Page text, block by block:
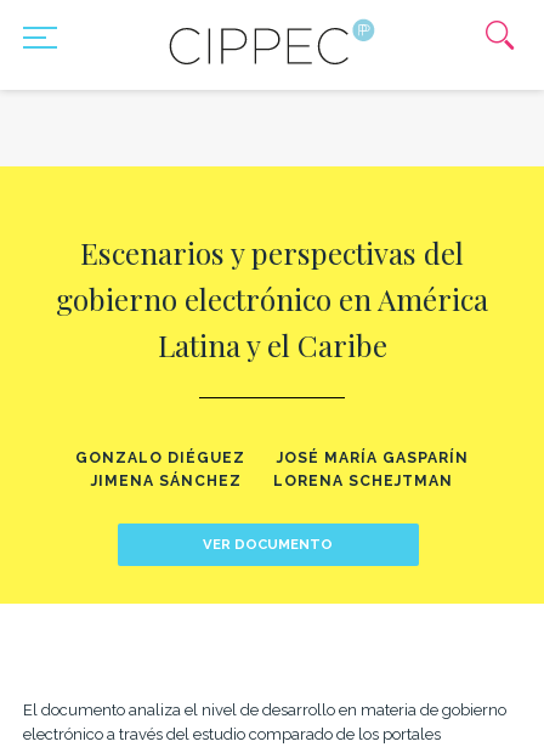
Escenarios y perspectivas del
gobierno electrónico en América
Latina y el Caribe
GONZALO DIÉGUEZ
JOSÉ MARÍA GASPARÍN
JIMENA SÁNCHEZ
LORENA SCHEJTMAN
VER DOCUMENTO
El documento analiza el nivel de desarrollo en materia de gobierno
electrónico a través del estudio comparado de los portales